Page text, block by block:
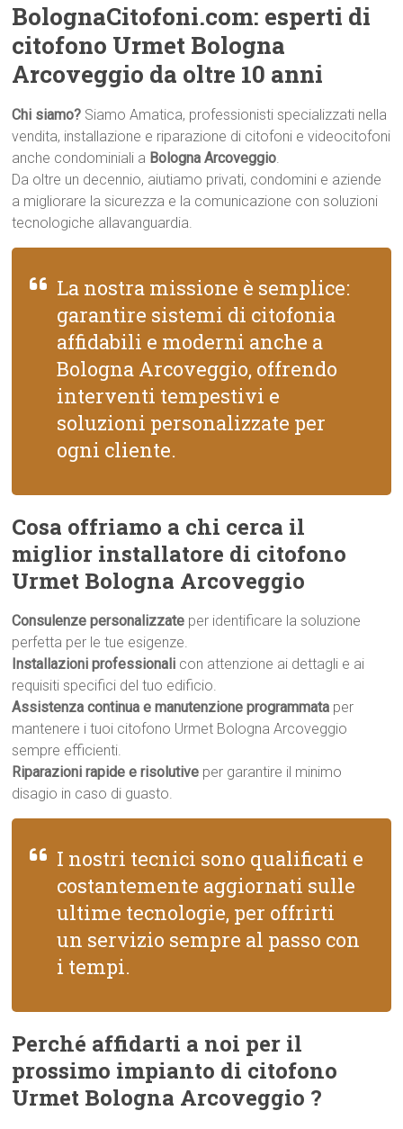
BolognaCitofoni.com: esperti di
citofono Urmet Bologna
Arcoveggio da oltre 10 anni
Chi siamo? Siamo Amatica, professionisti specializzati nella
vendita, installazione e riparazione di citofoni e videocitofoni
anche condominiali a Bologna Arcoveggio.
Da oltre un decennio, aiutiamo privati, condomini e aziende
a migliorare la sicurezza e la comunicazione con soluzioni
tecnologiche allavanguardia.
La nostra missione è semplice:
garantire sistemi di citofonia
affidabili e moderni anche a
Bologna Arcoveggio, offrendo
interventi tempestivi e
soluzioni personalizzate per
ogni cliente.
Cosa offriamo a chi cerca il
miglior installatore di citofono
Urmet Bologna Arcoveggio
Consulenze personalizzate per identificare la soluzione
perfetta per le tue esigenze.
Installazioni professionali con attenzione ai dettagli e ai
requisiti specifici del tuo edificio.
Assistenza continua e manutenzione programmata per
mantenere i tuoi citofono Urmet Bologna Arcoveggio
sempre efficienti.
Riparazioni rapide e risolutive per garantire il minimo
disagio in caso di guasto.
I nostri tecnici sono qualificati e
costantemente aggiornati sulle
ultime tecnologie, per offrirti
un servizio sempre al passo con
i tempi.
Perché affidarti a noi per il
prossimo impianto di citofono
Urmet Bologna Arcoveggio ?